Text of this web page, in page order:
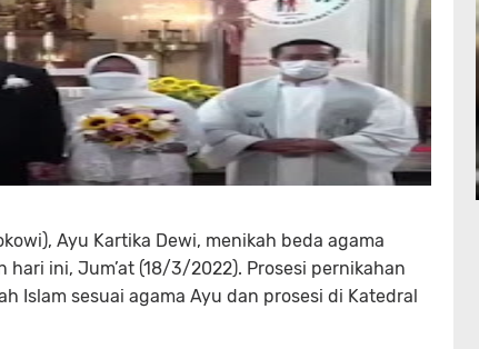
Ayu Kartika Dewi, menikah beda agama
ini, Jum’at (18/3/2022). Prosesi pernikahan
Islam sesuai agama Ayu dan prosesi di Katedral